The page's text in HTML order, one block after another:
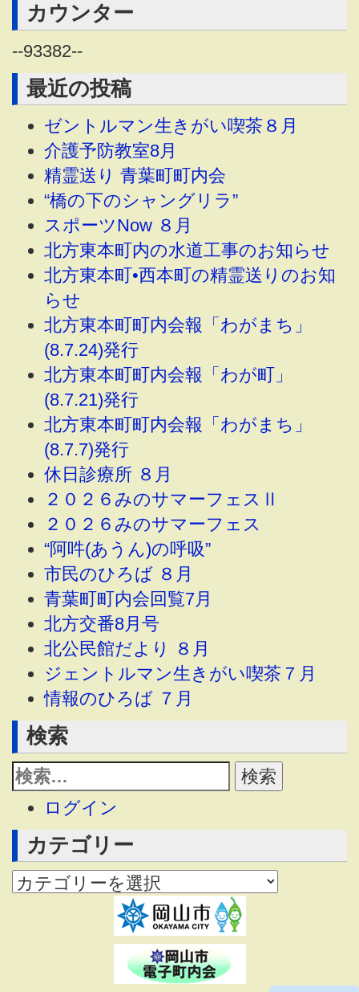
カウンター
--93382--
最近の投稿
ゼントルマン生きがい喫茶８月
介護予防教室8月
精霊送り 青葉町町内会
“橋の下のシャングリラ”
スポーツNow ８月
北方東本町内の水道工事のお知らせ
北方東本町•西本町の精霊送りのお知
らせ
北方東本町町内会報「わがまち」
(8.7.24)発行
北方東本町町内会報「わが町」
(8.7.21)発行
北方東本町町内会報「わがまち」
(8.7.7)発行
休日診療所 ８月
２０２６みのサマーフェスⅡ
２０２６みのサマーフェス
“阿吽(あうん)の呼吸”
市民のひろば ８月
青葉町町内会回覧7月
北方交番8月号
北公民館だより ８月
ジェントルマン生きがい喫茶７月
情報のひろば ７月
検索
ログイン
カテゴリー